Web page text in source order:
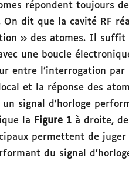
répondent toujours
On dit que la cavité RF
» des atomes. Il suffit
une boucle
entre l’interrogation par
et la réponse des
signal d’horloge
la
Figure 1 à droite,
permettent de juger
du signal